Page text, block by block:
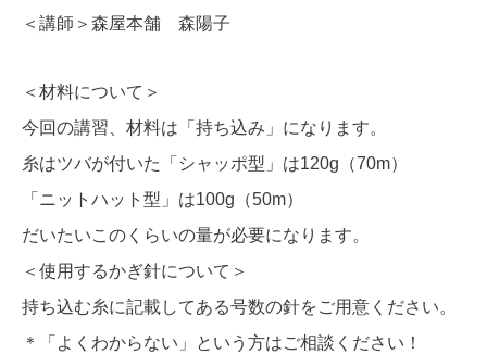
＜講師＞森屋本舗 森陽子
＜材料について＞
今回の講習、材料は「持ち込み」になります。
糸はツバが付いた「シャッポ型」は120g（70m）
「ニットハット型」は100g（50m）
だいたいこのくらいの量が必要になります。
＜使用するかぎ針について＞
持ち込む糸に記載してある号数の針をご用意ください。
＊「よくわからない」という方はご相談ください！